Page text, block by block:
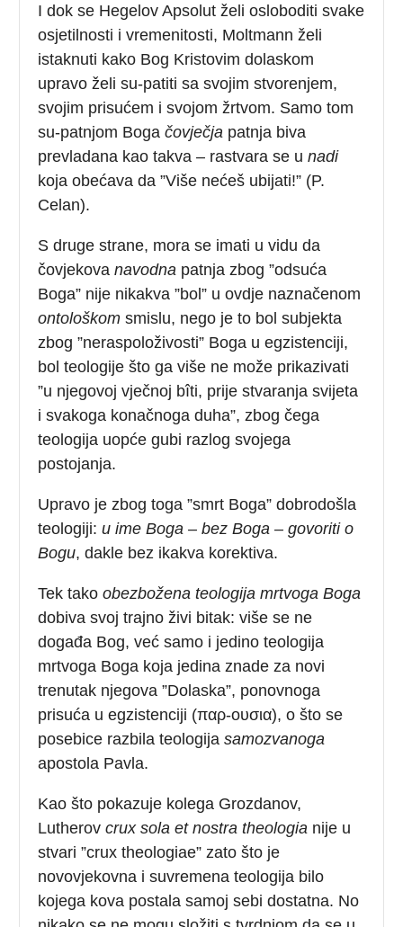
I dok se Hegelov Apsolut želi osloboditi svake
osjetilnosti i vremenitosti, Moltmann želi
istaknuti kako Bog Kristovim dolaskom
upravo želi su-patiti sa svojim stvorenjem,
svojim prisućem i svojom žrtvom. Samo tom
su-patnjom Bogačovječja patnja biva
prevladana kao takva – rastvara se unadi
koja obećava da ”Više nećeš ubijati!” (P.
Celan).
S druge strane, mora se imati u vidu da
čovjekovanavodna patnja zbog ”odsuća
Boga” nije nikakva ”bol” u ovdje naznačenom
ontološkom smislu, nego je to bol subjekta
zbog ”neraspoloživosti” Boga u egzistenciji,
bol teologije što ga više ne može prikazivati
”u njegovoj vječnoj bîti, prije stvaranja svijeta
i svakoga konačnoga duha”, zbog čega
teologija uopće gubi razlog svojega
postojanja.
Upravo je zbog toga ”smrt Boga” dobrodošla
teologiji:u ime Boga – bez Boga – govoriti o
Bogu, dakle bez ikakva korektiva.
Tek takoobezbožena teologija mrtvoga Boga
dobiva svoj trajno živi bitak: više se ne
događa Bog, već samo i jedino teologija
mrtvoga Boga koja jedina znade za novi
trenutak njegova ”Dolaska”, ponovnoga
prisuća u egzistenciji (παρ-ουσια), o što se
posebice razbila teologijasamozvanoga
apostola Pavla.
Kao što pokazuje kolega Grozdanov,
Lutherovcrux sola et nostra theologia nije u
stvari ”crux theologiae” zato što je
novovjekovna i suvremena teologija bilo
kojega kova postala samoj sebi dostatna. No